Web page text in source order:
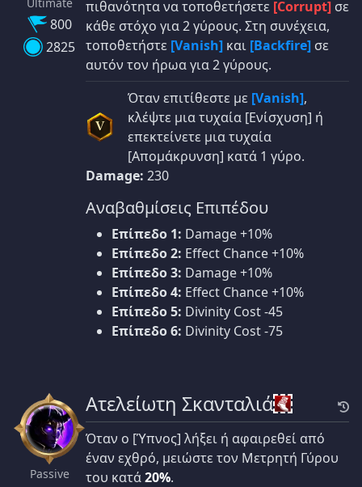
800
2825
πιθανότητα να τοποθετήσετε [Corrupt] σε
κάθε στόχο για 2 γύρους. Στη συνέχεια,
τοποθετήστε [Vanish] και [Backfire] σε
αυτόν τον ήρωα για 2 γύρους.
V
Όταν επιτίθεστε με [Vanish],
κλέψτε μια τυχαία [Ενίσχυση] ή
επεκτείνετε μια τυχαία
[Απομάκρυνση] κατά 1 γύρο.
Damage: 230
Αναβαθμίσεις Επιπέδου
Επίπεδο 1: Damage +10%
Επίπεδο 2: Effect Chance +10%
Επίπεδο 3: Damage +10%
Επίπεδο 4: Effect Chance +10%
Επίπεδο 5: Divinity Cost -45
Επίπεδο 6: Divinity Cost -75
Passive
Ατελείωτη Σκανταλιά
Όταν ο [Ύπνος] λήξει ή αφαιρεθεί από
έναν εχθρό, μειώστε τον Μετρητή Γύρου
του κατά20%.